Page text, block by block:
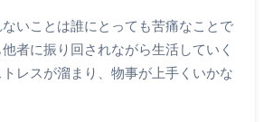
いことは誰にとっても苦痛なことで
者に振り回されながら生活していく
レスが溜まり、物事が上手くいかな